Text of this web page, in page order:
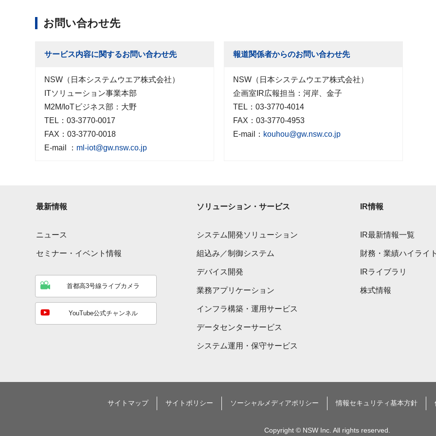
お問い合わせ先
サービス内容に関するお問い合わせ先
NSW（日本システムウエア株式会社）
ITソリューション事業本部
M2M/IoTビジネス部：大野
TEL：03-3770-0017
FAX：03-3770-0018
E-mail ： ml-iot@gw.nsw.co.jp
報道関係者からのお問い合わせ先
NSW（日本システムウエア株式会社）
企画室IR広報担当：河岸、金子
TEL：03-3770-4014
FAX：03-3770-4953
E-mail： kouhou@gw.nsw.co.jp
最新情報
ニュース
セミナー・イベント情報
首都高3号線ライブカメラ
YouTube公式チャンネル
ソリューション・サービス
システム開発ソリューション
組込み／制御システム
デバイス開発
業務アプリケーション
インフラ構築・運用サービス
データセンターサービス
システム運用・保守サービス
IR情報
IR最新情報一覧
財務・業績ハイライ
IRライブラリ
株式情報
サイトマップ サイトポリシー ソーシャルメディアポリシー 情報セキュリティ基本方針
Copyright © NSW Inc. All rights reserved.